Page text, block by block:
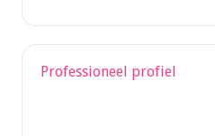
Professioneel profiel